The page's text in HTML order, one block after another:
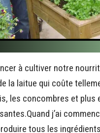
à cultiver notre
la laitue qui coûte
les concombres et
j’ai
tous les